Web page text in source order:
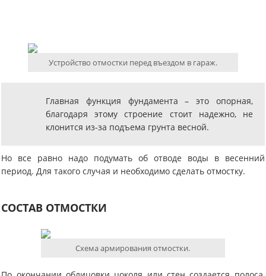
Устройство отмостки перед въездом в гараж.
Главная функция фундамента – это опорная,
благодаря этому строение стоит надежно, не
клонится из-за подъема грунта весной.
Но все равно надо подумать об отводе воды в весенний
период. Для такого случая и необходимо сделать отмостку.
СОСТАВ ОТМОСТКИ
Схема армирования отмостки.